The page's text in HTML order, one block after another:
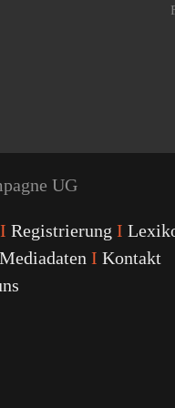
UG
I Registrierung I
Mediadaten I Kontakt